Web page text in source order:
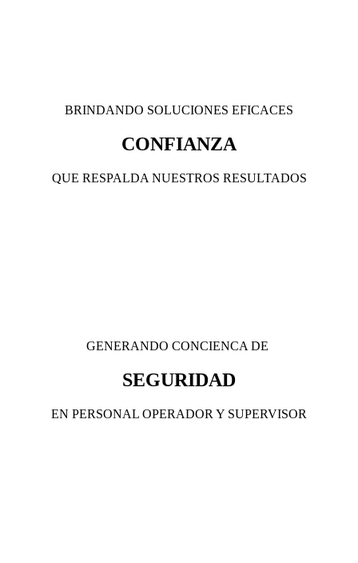
BRINDANDO SOLUCIONES EFICACES
CONFIANZA
QUE RESPALDA NUESTROS RESULTADOS
GENERANDO CONCIENCA DE
SEGURIDAD
EN PERSONAL OPERADOR Y SUPERVISOR